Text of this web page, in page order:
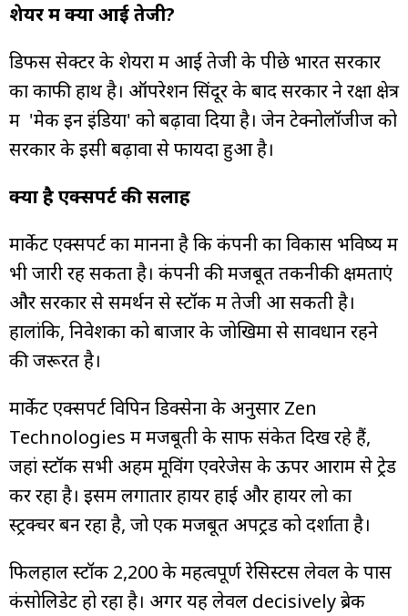
शेयर में क्यों आई तेजी?
डिफेंस सेक्टर के शेयरों में आई तेजी के पीछे भारत सरकार
का काफी हाथ है। ऑपरेशन सिंदूर के बाद सरकार ने रक्षा क्षेत्र
में 'मेक इन इंडिया' को बढ़ावा दिया है। जेन टेक्नोलॉजीज को
सरकार के इसी बढ़ावा से फायदा हुआ है।
क्या है एक्सपर्ट की सलाह
मार्केट एक्सपर्ट का मानना है कि कंपनी का विकास भविष्य में
भी जारी रह सकता है। कंपनी की मजबूत तकनीकी क्षमताएं
और सरकार से समर्थन से स्टॉक में तेजी आ सकती है।
हालांकि, निवेशकों को बाजार के जोखिमों से सावधान रहने
की जरूरत है।
मार्केट एक्सपर्ट विपिन डिक्सेना के अनुसार Zen
Technologies में मजबूती के साफ संकेत दिख रहे हैं,
जहां स्टॉक सभी अहम मूविंग एवरेजेस के ऊपर आराम से ट्रेड
कर रहा है। इसमें लगातार हायर हाई और हायर लो का
स्ट्रक्चर बन रहा है, जो एक मजबूत अपट्रेंड को दर्शाता है।
फिलहाल स्टॉक ₹2,200 के महत्वपूर्ण रेसिस्टेंस लेवल के पास
कंसोलिडेट हो रहा है। अगर यह लेवल decisively ब्रेक